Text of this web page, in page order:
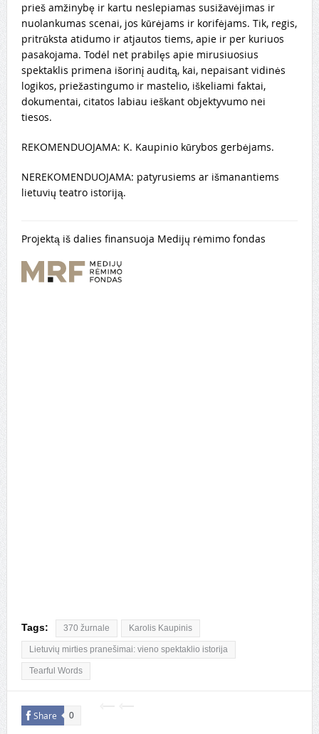
prieš amžinybę ir kartu neslepiamas susižavėjimas ir
nuolankumas scenai, jos kūrėjams ir korifėjams. Tik, regis,
pritrūksta atidumo ir atjautos tiems, apie ir per kuriuos
pasakojama. Todėl net prabilęs apie mirusiuosius
spektaklis primena išorinį auditą, kai, nepaisant vidinės
logikos, priežastingumo ir mastelio, iškeliami faktai,
dokumentai, citatos labiau ieškant objektyvumo nei
tiesos.
REKOMENDUOJAMA: K. Kaupinio kūrybos gerbėjams.
NEREKOMENDUOJAMA: patyrusiems ar išmanantiems
lietuvių teatro istoriją.
Projektą iš dalies finansuoja Medijų rėmimo fondas
Tags: 370 žurnale Karolis Kaupinis
Lietuvių mirties pranešimai: vieno spektaklio istorija
Tearful Words
Share 0